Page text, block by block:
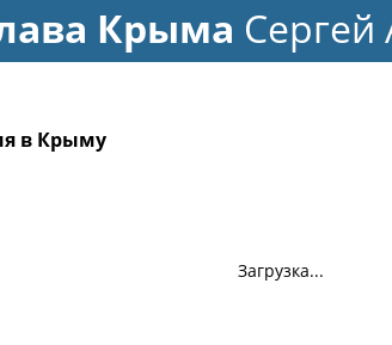
Крыма Сергей
в Крыму
Загрузка...